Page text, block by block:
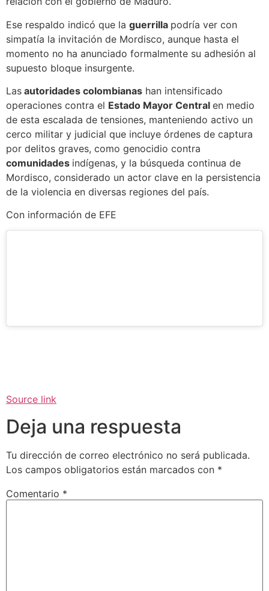
Ese respaldo indicó que la guerrilla podría ver con
simpatía la invitación de Mordisco, aunque hasta el
momento no ha anunciado formalmente su adhesión al
supuesto bloque insurgente.
Las autoridades colombianas han intensificado
operaciones contra el Estado Mayor Central en medio
de esta escalada de tensiones, manteniendo activo un
cerco militar y judicial que incluye órdenes de captura
por delitos graves, como genocidio contra
comunidades indígenas, y la búsqueda continua de
Mordisco, considerado un actor clave en la persistencia
de la violencia en diversas regiones del país.
Con información de EFE
Source link
Deja una respuesta
Tu dirección de correo electrónico no será publicada.
Los campos obligatorios están marcados con *
Comentario *